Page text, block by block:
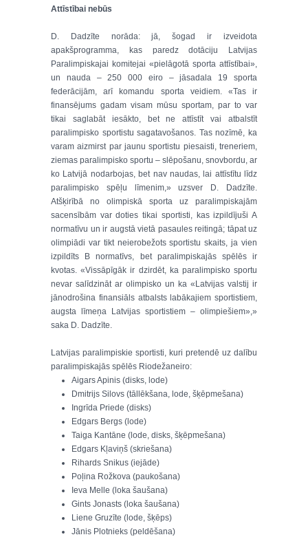
Attīstībai nebūs
D. Dadzīte norāda: jā, šogad ir izveidota
apakšprogramma, kas paredz dotāciju Latvijas
Paralimpiskajai komitejai «pielāgotā sporta attīstībai»,
un nauda – 250 000 eiro – jāsadala 19 sporta
federācijām, arī komandu sporta veidiem. «Tas ir
finansējums gadam visam mūsu sportam, par to var
tikai saglabāt iesākto, bet ne attīstīt vai atbalstīt
paralimpisko sportistu sagatavošanos. Tas nozīmē, ka
varam aizmirst par jaunu sportistu piesaisti, treneriem,
ziemas paralimpisko sportu – slēpošanu, snovbordu, ar
ko Latvijā nodarbojas, bet nav naudas, lai attīstītu līdz
paralimpisko spēļu līmenim,» uzsver D. Dadzīte.
Atšķirībā no olimpiskā sporta uz paralimpiskajām
sacensībām var doties tikai sportisti, kas izpildījuši A
normatīvu un ir augstā vietā pasaules reitingā; tāpat uz
olimpiādi var tikt neierobežots sportistu skaits, ja vien
izpildīts B normatīvs, bet paralimpiskajās spēlēs ir
kvotas. «Vissāpīgāk ir dzirdēt, ka paralimpisko sportu
nevar salīdzināt ar olimpisko un ka «Latvijas valstij ir
jānodrošina finansiāls atbalsts labākajiem sportistiem,
augsta līmeņa Latvijas sportistiem – olimpiešiem»,»
saka D. Dadzīte.
Latvijas paralimpiskie sportisti, kuri pretendē uz dalību
paralimpiskajās spēlēs Riodežaneiro:
Aigars Apinis (disks, lode)
Dmitrijs Silovs (tāllēkšana, lode, šķēpmešana)
Ingrīda Priede (disks)
Edgars Bergs (lode)
Taiga Kantāne (lode, disks, šķēpmešana)
Edgars Kļaviņš (skriešana)
Rihards Snikus (iejāde)
Poļina Rožkova (paukošana)
Ieva Melle (loka šaušana)
Gints Jonasts (loka šaušana)
Liene Gruzīte (lode, šķēps)
Jānis Plotnieks (peldēšana)